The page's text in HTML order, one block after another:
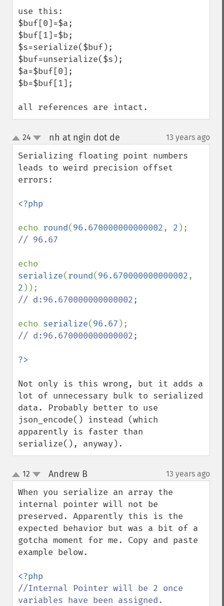
use this:
$buf[0]=$a;
$buf[1]=$b;
$s=serialize($buf);
$buf=unserialize($s);
$a=$buf[0];
$b=$buf[1];
all references are intact.
up
down
24 nh at ngin dot de 13 years ago
Serializing floating point numbers
leads to weird precision offset
errors:
<?php
echo round(96.670000000000002, 2
// 96.67
serialize(round(96.670000000000002
2
// d:96.670000000000002;
echo serialize(96.67
// d:96.670000000000002;
Not only is this wrong, but it adds a
lot of unnecessary bulk to serialized
data. Probably better to use
json_encode() instead (which
apparently is faster than
serialize(), anyway).
up
down
12 Andrew B 13 years ago
When you serialize an array the
internal pointer will not be
preserved. Apparently this is the
expected behavior but was a bit of a
gotcha moment for me. Copy and paste
example below.
//Internal Pointer will be 2 once